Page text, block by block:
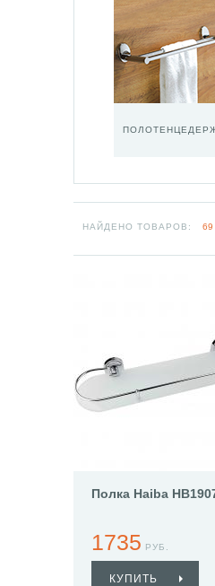
НАЙДЕНО ТОВАРОВ: 69
Полка Haiba
1735 РУБ.
КУПИТЬ